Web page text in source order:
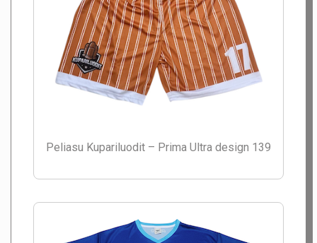
Peliasu Kupariluodit – Prima Ultra design 139